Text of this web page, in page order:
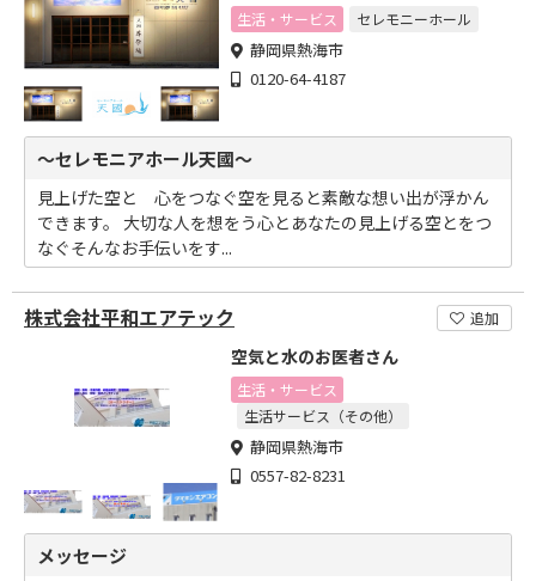
します
生活・サービス セレモニーホール
静岡県熱海市
0120-64-4187
～セレモニアホール天國～
見上げた空と 心をつなぐ空を見ると素敵な想い出が浮かん
できます。 大切な人を想をう心とあなたの見上げる空とをつ
なぐそんなお手伝いをす...
株式会社平和エアテック 追加
空気と水のお医者さん
生活・サービス
生活サービス（その他）
静岡県熱海市
0557-82-8231
メッセージ